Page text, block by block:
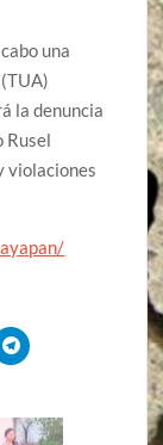
una
la denuncia
violaciones